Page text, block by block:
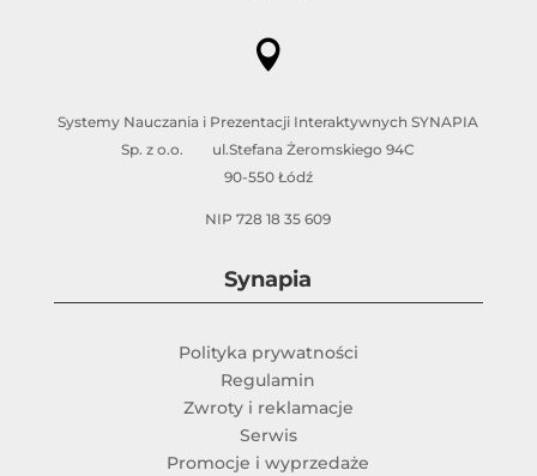

Systemy Nauczania i Prezentacji Interaktywnych SYNAPIA
Sp. z o.o. ul.Stefana Żeromskiego 94C
90-550 Łódź
NIP 728 18 35 609
Synapia
Polityka prywatności
Regulamin
Zwroty i reklamacje
Serwis
Promocje i wyprzedaże